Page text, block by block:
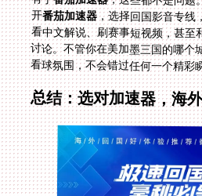
开番茄加速器，选择回国影音专线
看中文解说、刷赛事短视频
讨论。不管你在美加墨三国
看球氛围，不会错过任何一个精彩
总结：选对加速器，海